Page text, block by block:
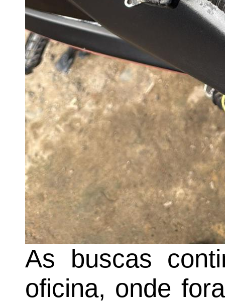
As buscas
oficina, onde